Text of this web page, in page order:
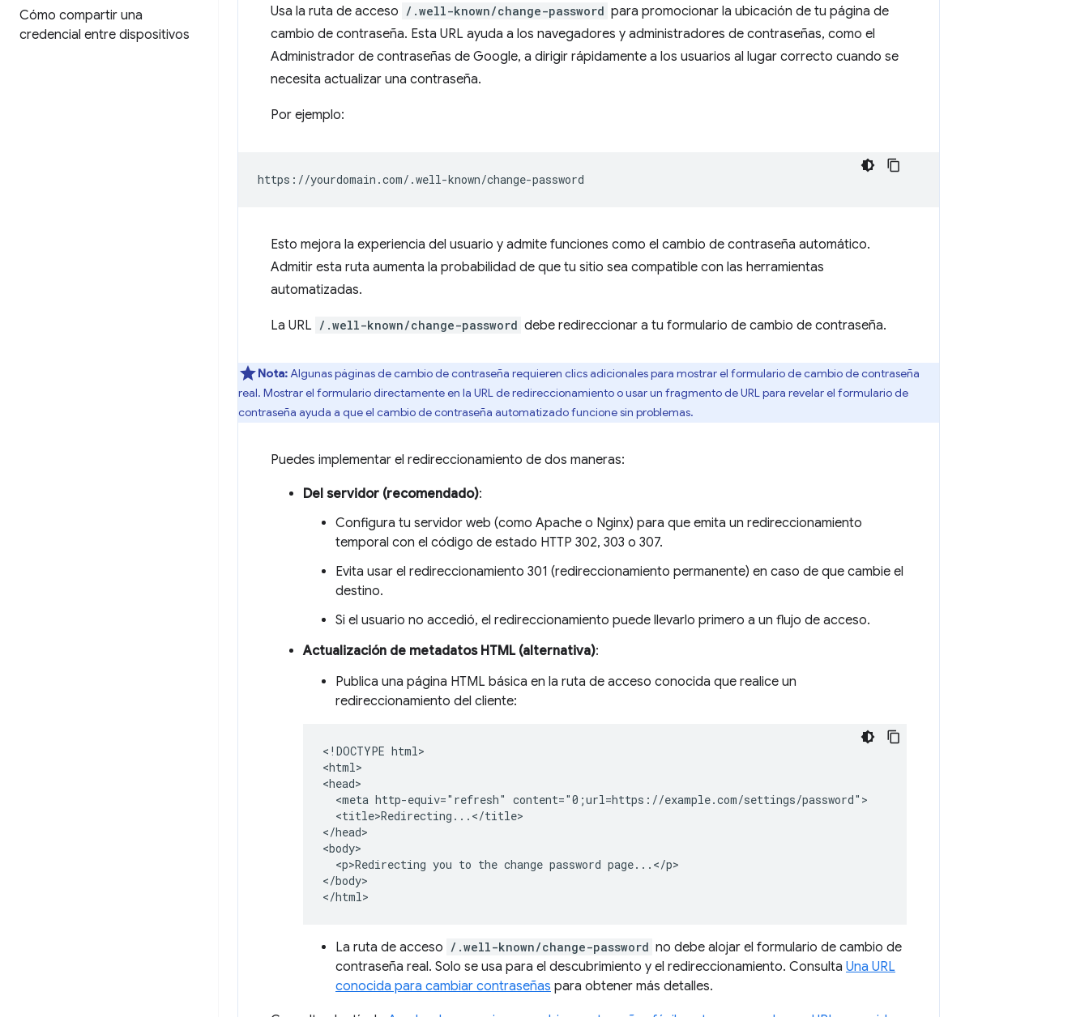
Cómo compartir una
credencial entre dispositivos
Usa la ruta de acceso /.well-known/change-password para promocionar la ubicación de tu página de
cambio de contraseña. Esta URL ayuda a los navegadores y administradores de contraseñas, como el
Administrador de contraseñas de Google, a dirigir rápidamente a los usuarios al lugar correcto cuando se
necesita actualizar una contraseña.
Por ejemplo:
Esto mejora la experiencia del usuario y admite funciones como el cambio de contraseña automático.
Admitir esta ruta aumenta la probabilidad de que tu sitio sea compatible con las herramientas
automatizadas.
La URL /.well-known/change-password debe redireccionar a tu formulario de cambio de contraseña.
Nota:Algunas páginas de cambio de contraseña requieren clics adicionales para mostrar el formulario de cambio de contraseña
real. Mostrar el formulario directamente en la URL de redireccionamiento o usar un fragmento de URL para revelar el formulario de
contraseña ayuda a que el cambio de contraseña automatizado funcione sin problemas.
Puedes implementar el redireccionamiento de dos maneras:
Del servidor (recomendado):
Configura tu servidor web (como Apache o Nginx) para que emita un redireccionamiento
temporal con el código de estado HTTP 302, 303 o 307.
Evita usar el redireccionamiento 301 (redireccionamiento permanente) en caso de que cambie el
destino.
Si el usuario no accedió, el redireccionamiento puede llevarlo primero a un flujo de acceso.
Actualización de metadatos HTML (alternativa):
Publica una página HTML básica en la ruta de acceso conocida que realice un
redireccionamiento del cliente:
<!DOCTYPE html>
<html>
<head>
  <meta http-equiv="refresh" content="0;url=https://example.com/settings/password">
  <title>Redirecting...</title>
</head>
<body>
  <p>Redirecting you to the change password page...</p>
</body>
La ruta de acceso /.well-known/change-password no debe alojar el formulario de cambio de
contraseña real. Solo se usa para el descubrimiento y el redireccionamiento. Consulta Una URL
conocida para cambiar contraseñas para obtener más detalles.